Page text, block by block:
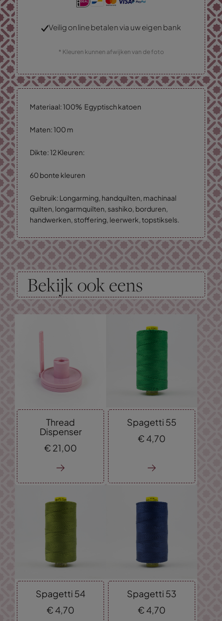
Veilig online betalen via uw eigen bank
* Kleuren kunnen afwijken van de foto
Materiaal: 100% Egyptisch katoen
Maten: 100 m
Dikte: 12 Kleuren:
60 bonte kleuren
Gebruik: Longarming, handquilten, machinaal
quilten, longarmquilten, sashiko, borduren,
handwerken, stoffering, leerwerk, topstiksels.
Bekijk ook eens
Thread
Dispenser
€ 21,00
Spagetti 55
€ 4,70
Spagetti 54
€ 4, 70
Spagetti 53
€ 4, 70